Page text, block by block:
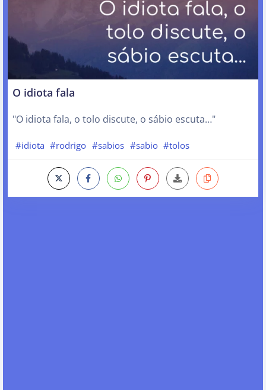
O idiota fala
"O idiota fala, o tolo discute, o sábio escuta…"
#idiota #rodrigo #sabios #sabio #tolos